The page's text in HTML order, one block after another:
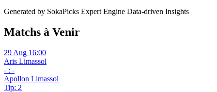
Generated by SokaPicks Expert Engine Data-driven Insights
Matchs à Venir
29 Aug 16:00
Aris Limassol
- : -
Apollon Limassol
Tip: 2